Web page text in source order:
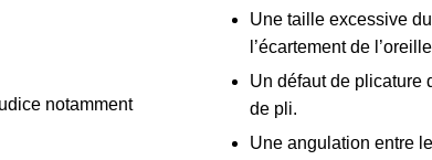
notamment
Une taille excessive
l’écartement de
Un défaut de plicature
de pli.
Une angulation entre